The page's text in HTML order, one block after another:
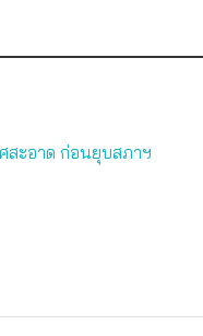
สะอาด ก่อนยุบสภาฯ